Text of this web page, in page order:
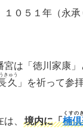
１０５１年（永承
宮は「徳川家康
久
きゅう
」を祈って参
、 境内に「楠
くすの